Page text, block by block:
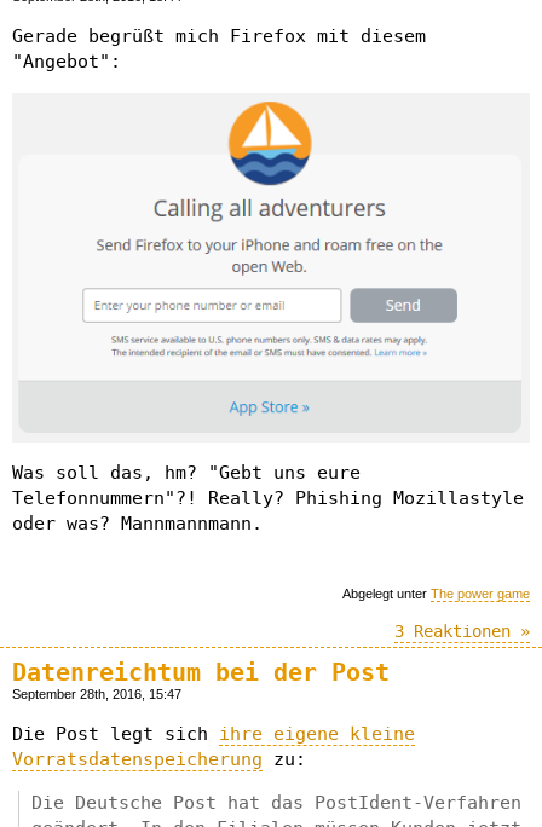
Gerade begrüßt mich Firefox mit diesem
"Angebot":
Was soll das, hm? "Gebt uns eure
Telefonnummern"?! Really? Phishing Mozillastyle
oder was? Mannmannmann.
Abgelegt unter The power game
3 Reaktionen »
Datenreichtum bei der Post
September 28th, 2016, 15:47
Die Post legt sich ihre eigene kleine
Vorratsdatenspeicherung zu:
Die Deutsche Post hat das PostIdent-Verfahren